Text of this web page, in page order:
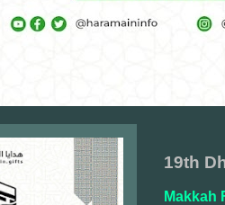
19th
Makkah